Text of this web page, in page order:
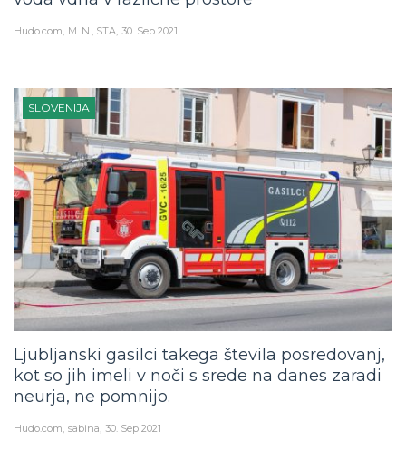
Hudo.com M. N., STA 30. Sep 2021
SLOVENIJA
Ljubljanski gasilci takega števila posredovanj,
kot so jih imeli v noči s srede na danes zaradi
neurja, ne pomnijo.
Hudo.com sabina 30. Sep 2021